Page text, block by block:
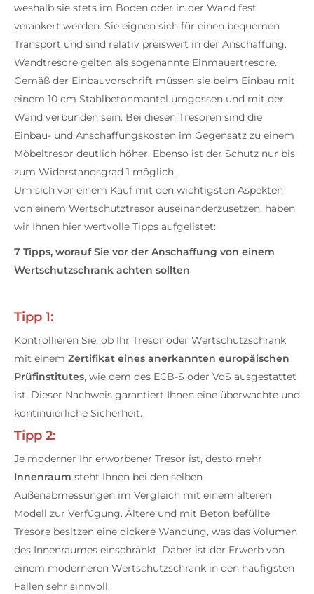
weshalb sie stets im Boden oder in der Wand fest
verankert werden. Sie eignen sich für einen bequemen
Transport und sind relativ preiswert in der Anschaffung.
Wandtresore gelten als sogenannte Einmauertresore.
Gemäß der Einbauvorschrift müssen sie beim Einbau mit
einem 10 cm Stahlbetonmantel umgossen und mit der
Wand verbunden sein. Bei diesen Tresoren sind die
Einbau- und Anschaffungskosten im Gegensatz zu einem
Möbeltresor deutlich höher. Ebenso ist der Schutz nur bis
zum Widerstandsgrad 1 möglich.
Um sich vor einem Kauf mit den wichtigsten Aspekten
von einem Wertschutztresor auseinanderzusetzen, haben
wir Ihnen hier wertvolle Tipps aufgelistet:
7 Tipps, worauf Sie vor der Anschaffung von einem
Wertschutzschrank achten sollten
Tipp 1:
Kontrollieren Sie, ob Ihr Tresor oder Wertschutzschrank
mit einem Zertifikat eines anerkannten europäischen
Prüfinstitutes, wie dem des ECB-S oder VdS ausgestattet
ist. Dieser Nachweis garantiert Ihnen eine überwachte und
kontinuierliche Sicherheit.
Tipp 2:
Je moderner Ihr erworbener Tresor ist, desto mehr
Innenraum steht Ihnen bei den selben
Außenabmessungen im Vergleich mit einem älteren
Modell zur Verfügung. Ältere und mit Beton befüllte
Tresore besitzen eine dickere Wandung, was das Volumen
des Innenraumes einschränkt. Daher ist der Erwerb von
einem moderneren Wertschutzschrank in den häufigsten
Fällen sehr sinnvoll.